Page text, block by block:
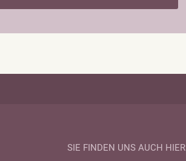
SIE FINDEN UNS AUCH HIER